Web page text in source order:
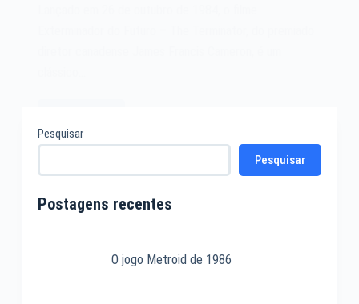
Exterminador
Futuro
–
Pesquisar
Pesquisar
Postagens recentes
O jogo Metroid de 1986